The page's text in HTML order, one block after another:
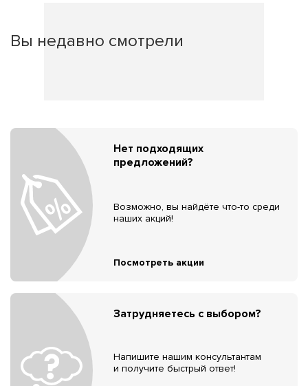
Вы недавно смотрели
Нет подходящих
предложений?
Возможно, вы найдёте что-то среди
наших акций!
Посмотреть акции
Затрудняетесь с выбором?
Напишите нашим консультантам
и получите быстрый ответ!